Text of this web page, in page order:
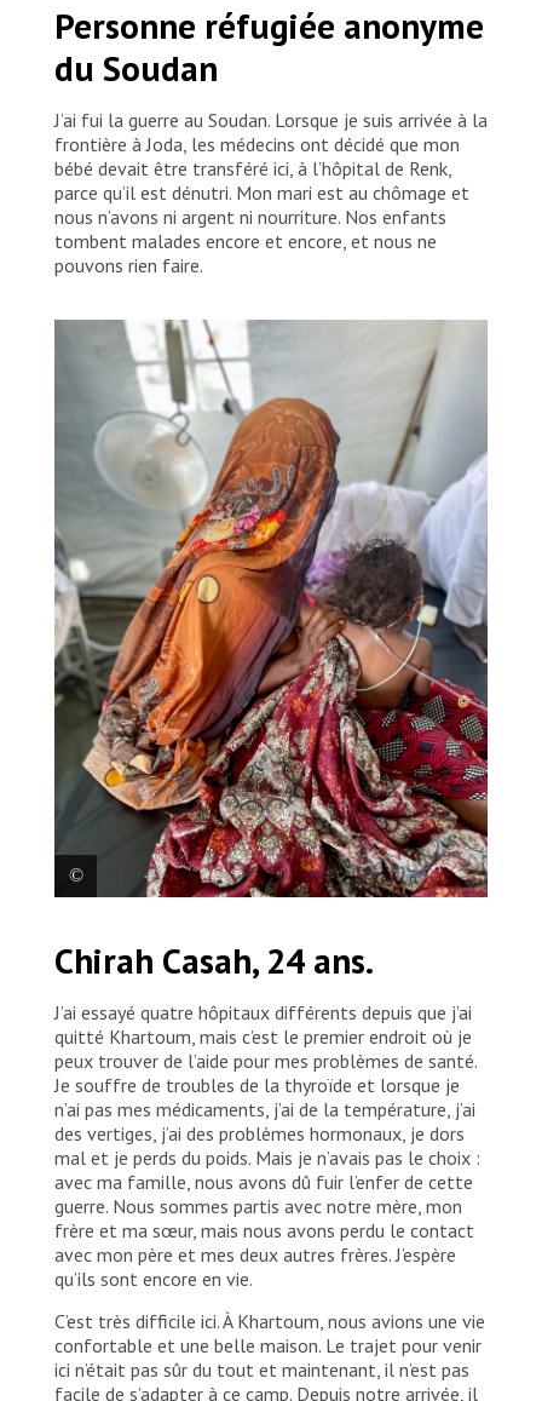
Renk, car un de ses enfants se sentait mal. Mais
depuis son arrivée, un deuxième enfant est tombé
malade. Ils sont tous les deux atteints de paludisme.
Personne réfugiée anonyme
du Soudan
J’ai fui la guerre au Soudan. Lorsque je suis arrivée à la
frontière à Joda, les médecins ont décidé que mon
bébé devait être transféré ici, à l’hôpital de Renk,
parce qu’il est dénutri. Mon mari est au chômage et
nous n’avons ni argent ni nourriture. Nos enfants
tombent malades encore et encore, et nous ne
pouvons rien faire.
bras, alors qu’elle reçoit un traitement contre la
malnutrition sous la tente de MSF à l’hôpital civil de
Chirah Casah, 24 ans.
J’ai essayé quatre hôpitaux différents depuis que j’ai
quitté Khartoum, mais c’est le premier endroit où je
peux trouver de l’aide pour mes problèmes de santé.
Je souffre de troubles de la thyroïde et lorsque je
n’ai pas mes médicaments, j’ai de la température, j’ai
des vertiges, j’ai des problèmes hormonaux, je dors
mal et je perds du poids. Mais je n’avais pas le choix :
avec ma famille, nous avons dû fuir l’enfer de cette
guerre. Nous sommes partis avec notre mère, mon
frère et ma sœur, mais nous avons perdu le contact
avec mon père et mes deux autres frères. J’espère
qu’ils sont encore en vie.
C’est très difficile ici. À Khartoum, nous avions une vie
confortable et une belle maison. Le trajet pour venir
ici n’était pas sûr du tout et maintenant, il n’est pas
facile de s’adapter à ce camp. Depuis notre arrivée, il